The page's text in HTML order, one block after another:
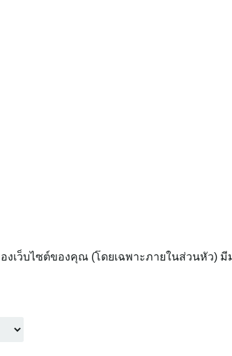
เว็บไซต์ของคุณ (โดยเฉพาะภายในส่วนหัว)